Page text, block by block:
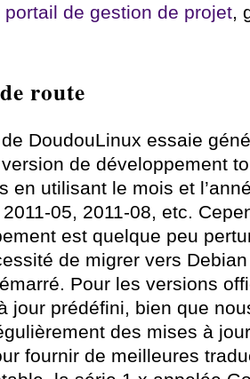
portail de gestion de projet,
route
de DoudouLinux essaie
de développement
en utilisant le mois et
05, 2011-08, etc.
est quelque peu
de migrer vers
Pour les versions
jour prédéfini, bien que
des mises à
fournir de meilleures